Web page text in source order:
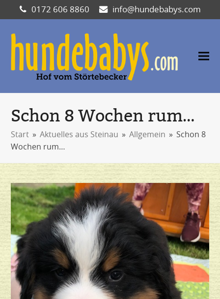
0172 606 8860 info@hundebabys.com
Schon 8 Wochen rum…
Start » Aktuelles aus Steinau » Allgemein » Schon 8
Wochen rum…